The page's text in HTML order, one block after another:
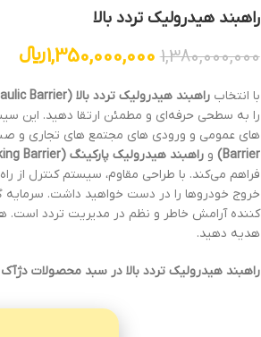
راهبند هیدرولیک تردد بالا
1,380,000,000
1,350,000,000﷼
با انتخابراهبند هیدرولیک تردد بالا (High-Traffic Hydraulic Barrier)
را به سطحی حرفه‌ای و مطمئن ارتقا دهید. این
های عمومی و ورودی های مجتمع های تجاری و
Barrier) وراهبند هیدرولیک پارکینگ (Hydraulic Parking Barrier)
فراهم می‌کند. با طراحی مقاوم، سیستم کنترل از
خروج خودروها را در دست خواهید داشت.
کننده آرامش خاطر و نظم در مدیریت تردد است.
هدیه دهید.
راهبند هیدرولیک تردد بالا در سبد محصولات دژآک